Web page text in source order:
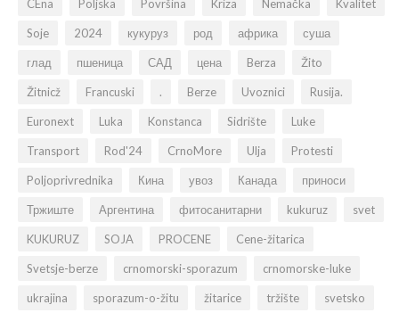
CEna Poljska Površina Kriza Nemačka Kvalitet
Soje 2024 кукуруз род африка суша
глад пшеница САД цена Berza Žito
Žitnicž Francuski . Berze Uvoznici Rusija.
Euronext Luka Konstanca Sidrište Luke
Transport Rod'24 CrnoMore Ulja Protesti
Poljoprivrednika Кина увоз Канада приноси
Тржиште Аргентина фитосанитарни kukuruz svet
KUKURUZ SOJA PROCENE Cene-žitarica
Svetsje-berze crnomorski-sporazum crnomorske-luke
ukrajina sporazum-o-žitu žitarice tržište svetsko